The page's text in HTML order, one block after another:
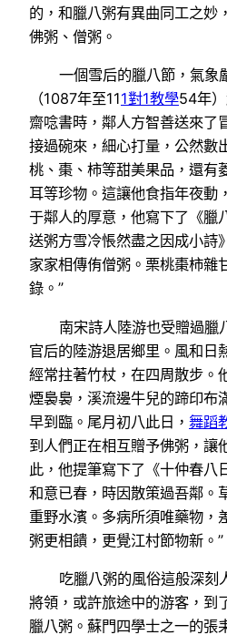
的，和臘八粥有異曲同工之妙
佛粥、僧粥。
一個雪后的臘八節，氣象
（1087年至111對1教學54年
齋唸書時，鄰人方智善送來了
接過碗來，細心打量，公然數
桃、棗、柿等甜美果品，還有
耳等珍物。這讓他食指年夜動
于鄰人的厚意，他寫下了《臘
送粥方雪冷悵然盡之因成小詩
家家相傳侑僧粥。栗桃棗柿雜
錄。”
南宋詩人陸游也受贈過臘
官后的陸游退居鄉里。風和日
經常拄著竹杖，在四周散步。
煙裊裊，溪流邊牛兒的蹄印布
早到臨。尾月初八此日， 舞蹈
到人們正在相互贈予佛粥，讓
此，他提筆寫下了《十仲春八
和意已春，時因散策過吾鄰。
重野水濱。多病所須唯藥物，
粥更相饋，更覺江村節物新。”
吃臘八粥的風俗這般深刻
將領，或許旅途中的游客，到
臘八粥。蘇門四學士之一的張